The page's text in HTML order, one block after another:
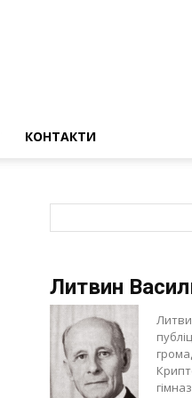
КОНТАКТИ
Литвин